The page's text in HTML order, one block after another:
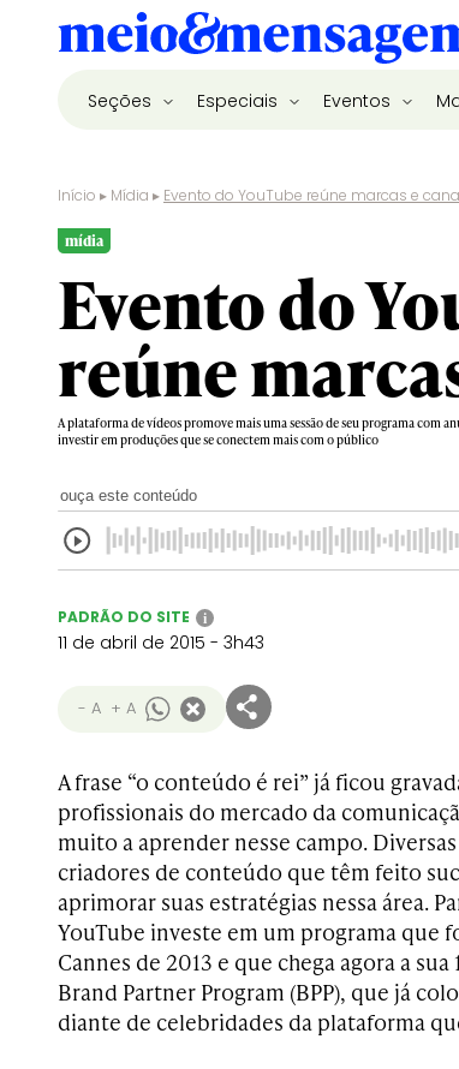
Seções Especiais Eventos
Início ▸ Mídia ▸ Evento do YouTube reúne marcas e
mídia
Evento do
reúne
A plataforma de vídeos promove mais uma sessão de seu programa com
investir em produções que se conectem mais com o público
ouça este conteúdo
PADRÃO DO SITE i
11 de abril de 2015 - 3h43
- A + A
A frase “o conteúdo é rei” já ficou
profissionais do mercado da
muito a aprender nesse campo.
criadores de conteúdo que têm feito
aprimorar suas estratégias nessa área.
YouTube investe em um programa que
Cannes de 2013 e que chega agora a sua
Brand Partner Program (BPP), que já
diante de celebridades da plataforma